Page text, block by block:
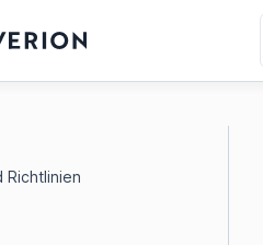
Richtlinien